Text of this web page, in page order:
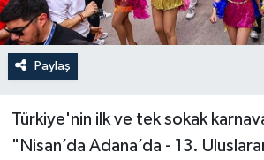
Paylaş
Türkiye'nin ilk ve tek sokak
"Nisan’da Adana’da - 13.